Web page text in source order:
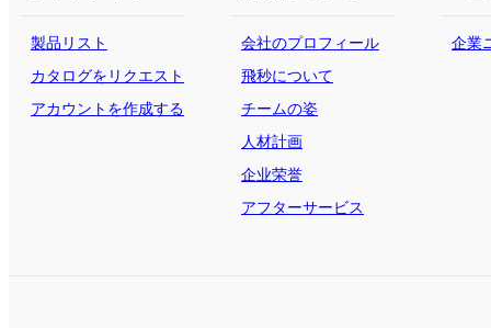
製品リスト
カタログをリクエスト
する
アカウントを作成する
会社のプロフィール
飛秒について
チームの姿
人材計画
企业荣誉
アフターサービス
企業